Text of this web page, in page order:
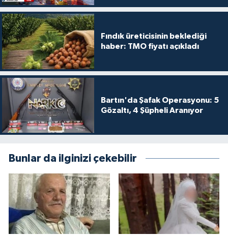
Fındık üreticisinin beklediği
haber: TMO fiyatı açıkladı
Bartın'da Şafak Operasyonu: 5
Gözaltı, 4 Şüpheli Aranıyor
Bunlar da ilginizi çekebilir